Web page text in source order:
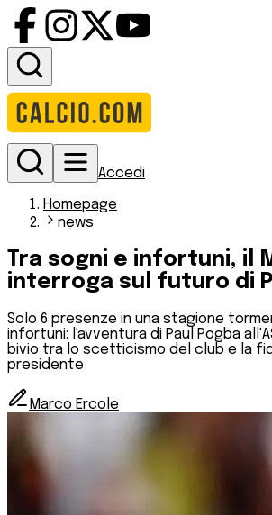
Accedi
Homepage
news
Tra sogni e infortuni, il
interroga sul futuro di
Solo 6 presenze in una stagione
infortuni: l'avventura di Paul Pogba
bivio tra lo scetticismo del club e la
presidente
Marco Ercole